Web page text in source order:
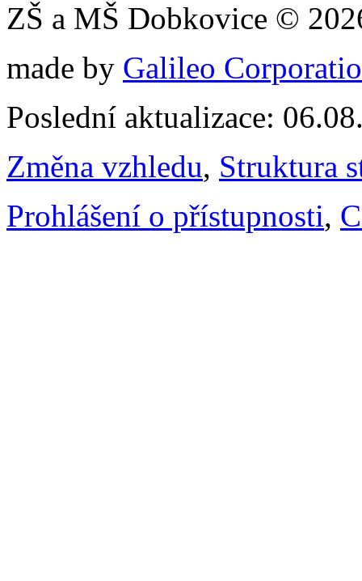
ZŠ a MŠ Dobkovice ©
made by Galileo
Poslední aktualizace:
Změna vzhledu, Struktura
Prohlášení o přístupnosti,